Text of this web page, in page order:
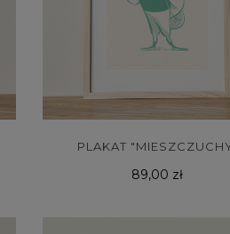
PLAKAT
GOŁĄB"
Cena
89,00 zł